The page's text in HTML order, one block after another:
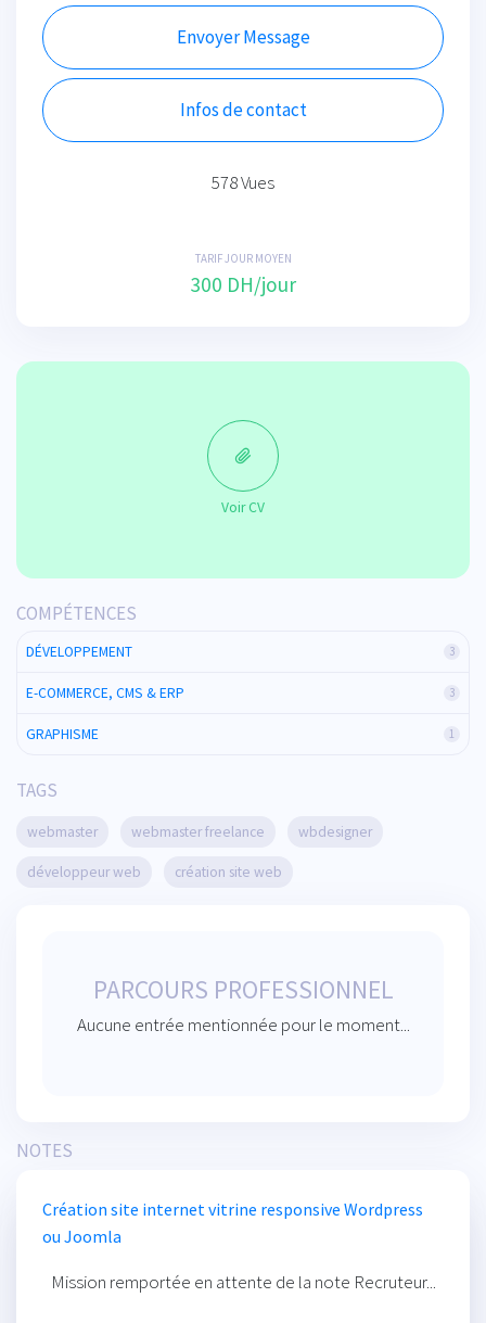
Envoyer Message
Infos de contact
578 Vues
TARIF JOUR MOYEN
300 DH/jour
Voir CV
COMPÉTENCES
DÉVELOPPEMENT 3
E-COMMERCE, CMS & ERP 3
GRAPHISME 1
TAGS
webmaster webmaster freelance wbdesigner
développeur web création site web
PARCOURS PROFESSIONNEL
Aucune entrée mentionnée pour le moment...
NOTES
Création site internet vitrine responsive Wordpress
ou Joomla
Mission remportée en attente de la note Recruteur...